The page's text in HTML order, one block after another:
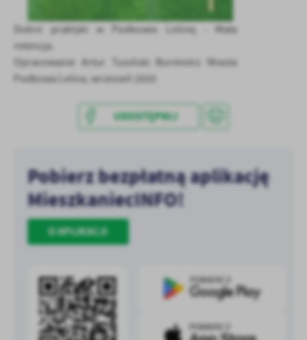
treści w postaci wiadomości, ofert, komunikatów mediów
społecznościowych.
Dobre praktyki w Podkowie Leśnej - Mała
retencja.
Opracowanie Artur Tusiński Burmistrz Miasta
Podkowa Leśna, wrzesień 2020
UDOSTĘPNIJ
Pobierz bezpłatną aplikację
MieszkaniecINFO!
O APLIKACJI